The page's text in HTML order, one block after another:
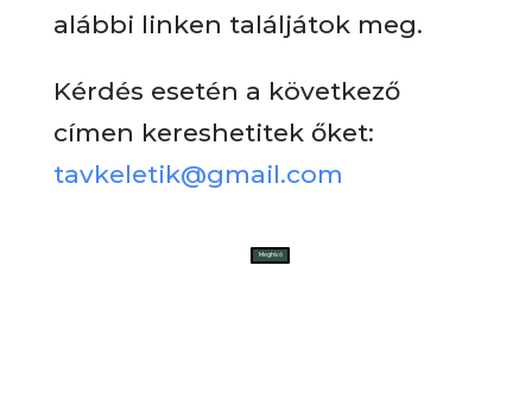
alábbi linken találjátok meg.
Kérdés esetén a következő
címen kereshetitek őket:
tavkeletik@gmail.com
Meghívó